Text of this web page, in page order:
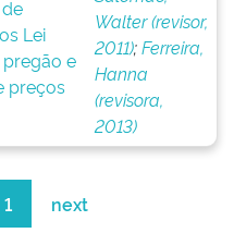
Lei
e
preços
Walter (revisor,
2011);Ferreira,
Hanna
(revisora,
2013)
1 next